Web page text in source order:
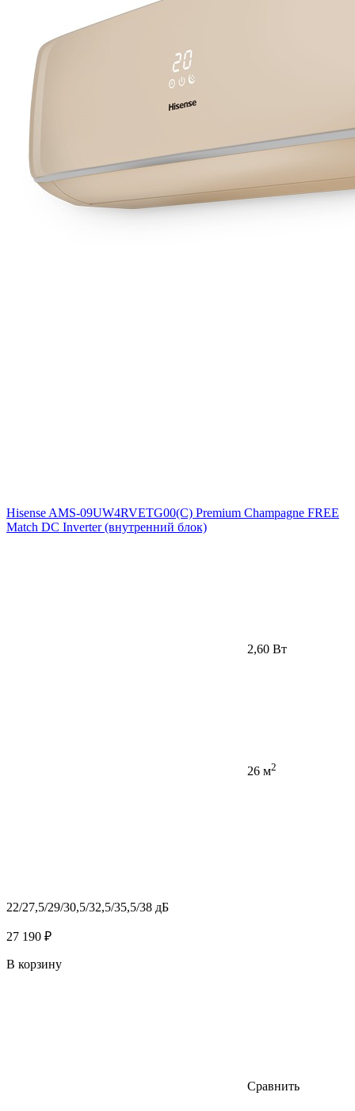
Hisense AMS-09UW4RVETG00(С) Premium Champagne FREE
Match DC Inverter (внутренний блок)
2,60 Вт
26 м2
22/27,5/29/30,5/32,5/35,5/38 дБ
27 190 ₽
В корзину
Сравнить